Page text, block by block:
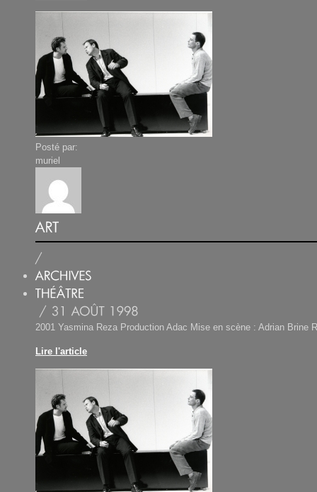
Posté par:
muriel
2001 Yasmina Reza Production Adac Mise en scène : Adrian Brine
Lire l'article